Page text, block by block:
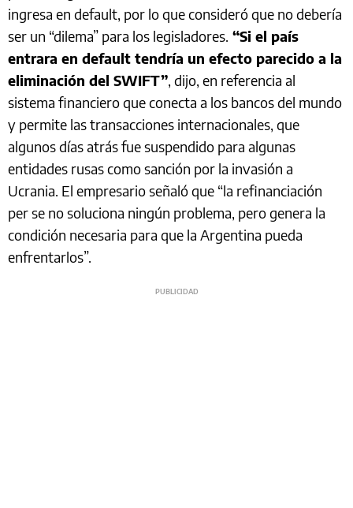
ingresa en default, por lo que consideró que no debería
ser un “dilema” para los legisladores. “Si el país
entrara en default tendría un efecto parecido a la
eliminación del SWIFT”, dijo, en referencia al
sistema financiero que conecta a los bancos del mundo
y permite las transacciones internacionales, que
algunos días atrás fue suspendido para algunas
entidades rusas como sanción por la invasión a
Ucrania. El empresario señaló que “la refinanciación
per se no soluciona ningún problema, pero genera la
condición necesaria para que la Argentina pueda
enfrentarlos”.